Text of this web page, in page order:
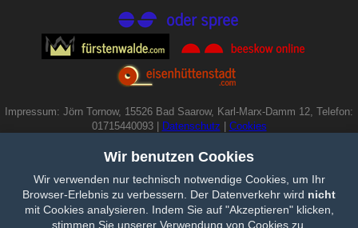
Wir benutzen Cookies
Wir verwenden nur technisch notwendige Cookies, um Ihr
Browser-Erlebnis zu verbessern. Der Datenverkehr wird nicht
mit Cookies analysieren. Indem Sie auf "Akzeptieren" klicken,
stimmen Sie unserer Verwendung von Cookies zu.
Impressum: Jörn Tornow, 15526 Bad Saarow, Karl-Marx-Damm 12, Telefon:
01715440093 |
Datenschutz Cookies